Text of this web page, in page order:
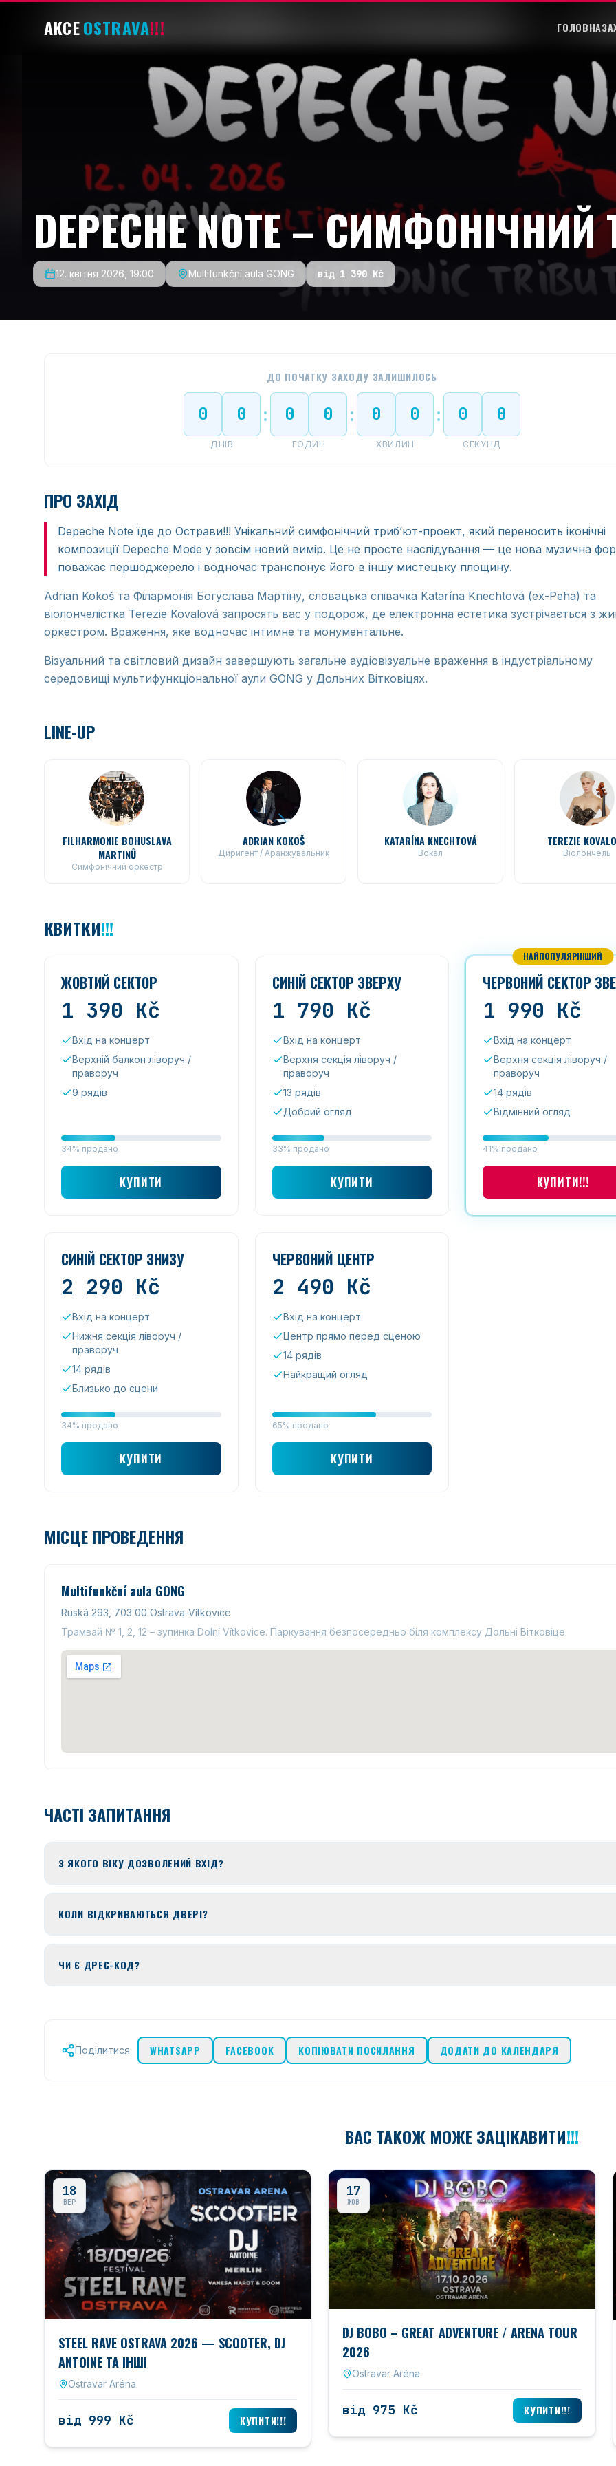
AKCEOSTRAVA!!! ГОЛОВНА
DEPECHE NOTE –
12. квітня 2026, 19:00 Multifunkční aula GONG від 1 390 Kč
ДО ПОЧАТКУ ЗАХОДУ ЗАЛИШИЛОСЬ
0 0
ДНІВ
: 0 0
ГОДИН
: 0 0
ХВИЛИН
: 0 0
СЕКУНД
ПРО ЗАХІД
Depeche Note їде до Острави!!! Унікальний симфонічний трибʼют-проект, який переносить іконічні
композиції Depeche Mode у зовсім новий вимір. Це не просте наслідування — це нова музична
поважає першоджерело і водночас транспонує його в іншу мистецьку площину.
Adrian Kokoš та Філармонія Богуслава Мартіну, словацька співачка Katarína Knechtová (ex-Peha) та
віолончелістка Terezie Kovalová запросять вас у подорож, де електронна естетика зустрічається з
оркестром. Враження, яке водночас інтимне та монументальне.
Візуальний та світловий дизайн завершують загальне аудіовізуальне враження в індустріальному
середовищі мультифункціональної аули GONG у Дольних Вітковіцях.
LINE-UP
FILHARMONIE BOHUSLAVA
MARTINŮ
Симфонічний оркестр
ADRIAN KOKOŠ
Диригент / Аранжувальник
KATARÍNA KNECHTOVÁ
Вокал
TEREZIE
Віолончель
КВИТКИ!!!
ЖОВТИЙ СЕКТОР
1 390 Kč
Вхід на концерт
Верхній балкон ліворуч /
праворуч
9 рядів
34% продано
КУПИТИ
СИНІЙ СЕКТОР ЗВЕРХУ
1 790 Kč
Вхід на концерт
Верхня секція ліворуч /
праворуч
13 рядів
Добрий огляд
33% продано
КУПИТИ
НАЙПОПУЛЯРНІШИЙ
ЧЕРВОНИЙ СЕКТОР
1 990 Kč
Вхід на концерт
Верхня секція ліворуч /
праворуч
14 рядів
Відмінний огляд
41% продано
КУПИТИ!!!
СИНІЙ СЕКТОР ЗНИЗУ
2 290 Kč
Вхід на концерт
Нижня секція ліворуч /
праворуч
14 рядів
Близько до сцени
34% продано
КУПИТИ
ЧЕРВОНИЙ ЦЕНТР
2 490 Kč
Вхід на концерт
Центр прямо перед сценою
14 рядів
Найкращий огляд
65% продано
КУПИТИ
МІСЦЕ ПРОВЕДЕННЯ
Multifunkční aula GONG
Ruská 293, 703 00 Ostrava-Vítkovice
Трамвай № 1, 2, 12 – зупинка Dolní Vítkovice. Паркування безпосередньо біля комплексу Дольні Вітковіце.
ЧАСТІ ЗАПИТАННЯ
З ЯКОГО ВІКУ ДОЗВОЛЕНИЙ ВХІД?
КОЛИ ВІДКРИВАЮТЬСЯ ДВЕРІ?
ЧИ Є ДРЕС-КОД?
Поділитися: WHATSAPP FACEBOOK КОПІЮВАТИ ПОСИЛАННЯ ДОДАТИ ДО КАЛЕНДАРЯ
ВАС ТАКОЖ МОЖЕ ЗАЦІКАВИТИ!!!
18
ВЕР
STEEL RAVE OSTRAVA 2026 — SCOOTER, DJ
ANTOINE ТА ІНШІ
Ostravar Aréna
від 999 Kč КУПИТИ!!!
17
ЖОВ
DJ BOBO – GREAT ADVENTURE / ARENA TOUR
2026
Ostravar Aréna
від 975 Kč КУПИТИ!!!